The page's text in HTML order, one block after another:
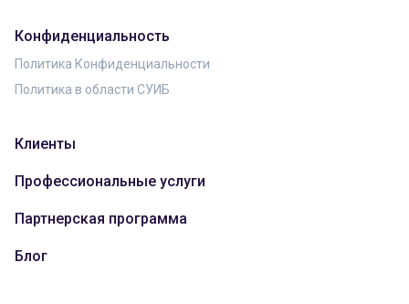
Клиенты
Профессиональные услуги
Партнерская программа
Блог
Конфиденциальность
Политика Конфиденциальности
Политика в области СУИБ